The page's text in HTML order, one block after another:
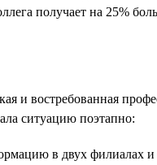
получает на 25%
и востребованная
ситуацию поэтапно:
в двух филиалах и